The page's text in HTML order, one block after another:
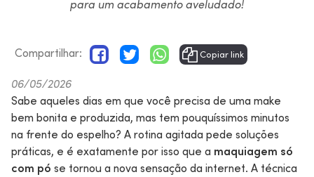
para um acabamento aveludado!
Compartilhar: Copiar link
06/05/2026
Sabe aqueles dias em que você precisa de uma make
bem bonita e produzida, mas tem pouquíssimos minutos
na frente do espelho? A rotina agitada pede soluções
práticas, e é exatamente por isso que a maquiagem só
com pó se tornou a nova sensação da internet. A técnica